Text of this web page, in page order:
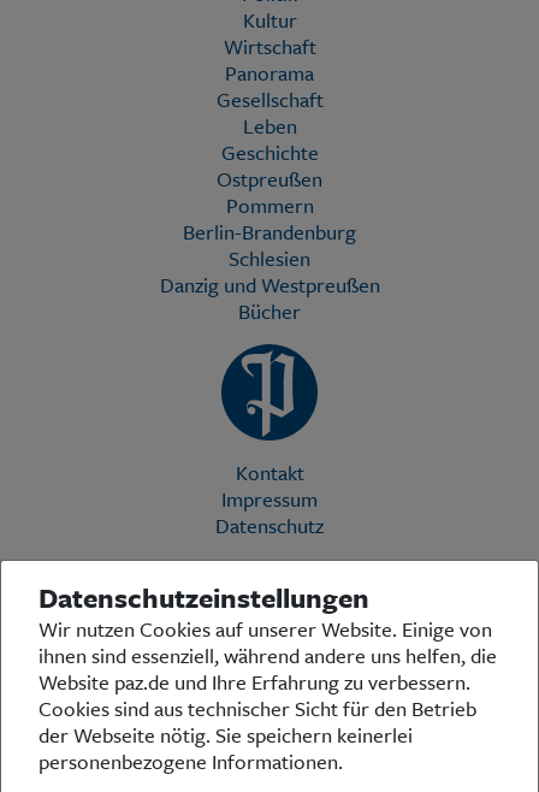
Kultur
Wirtschaft
Panorama
Gesellschaft
Leben
Geschichte
Ostpreußen
Pommern
Berlin-Brandenburg
Schlesien
Danzig und Westpreußen
Bücher
Kontakt
Impressum
Datenschutz
Die Preußische Allgemeine Zeitung (PAZ) ist eine einzigartige Stimme
in der deutschen Medienlandschaft. Woche für Woche berichtet sie
über das aktuelle Zeitgeschehen in Politik, Kultur und Wirtschaft und
bezieht zu den grundlegenden Entwicklungen unserer Gesellschaft
Stellung. In ihrer Arbeit fühlt sich die Redaktion dem traditionellen
preußischen Wertekanon verpflichtet: Das alte Preußen stand und
steht für religiöse und weltanschauliche Toleranz, für Heimatliebe
und Weltoffenheit, für Rechtstaatlichkeit und intellektuelle
Datenschutzeinstellungen
Wir nutzen Cookies auf unserer Website. Einige von
ihnen sind essenziell, während andere uns helfen, die
Website paz.de und Ihre Erfahrung zu verbessern.
Cookies sind aus technischer Sicht für den Betrieb
der Webseite nötig. Sie speichern keinerlei
personenbezogene Informationen.